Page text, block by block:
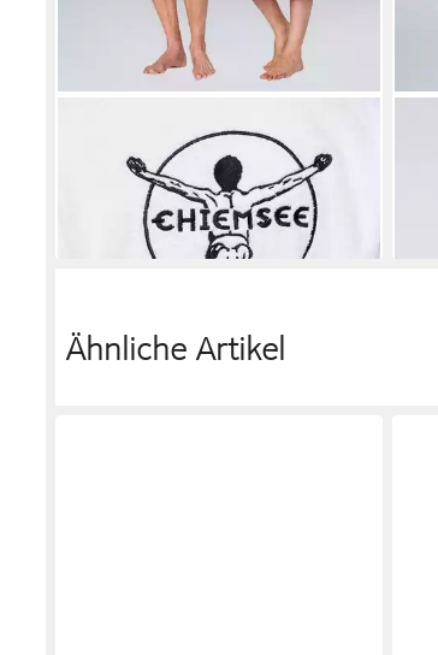
Bademantel
ab 64,95 €
UVP 89,95 €
Ähnliche Artikel